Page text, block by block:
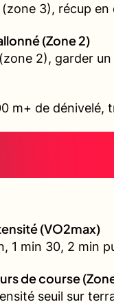
3), récup en
(Zone 2)
2), garder
m+ de
(VO2max)
1 min 30, 2 min
de course
seuil sur